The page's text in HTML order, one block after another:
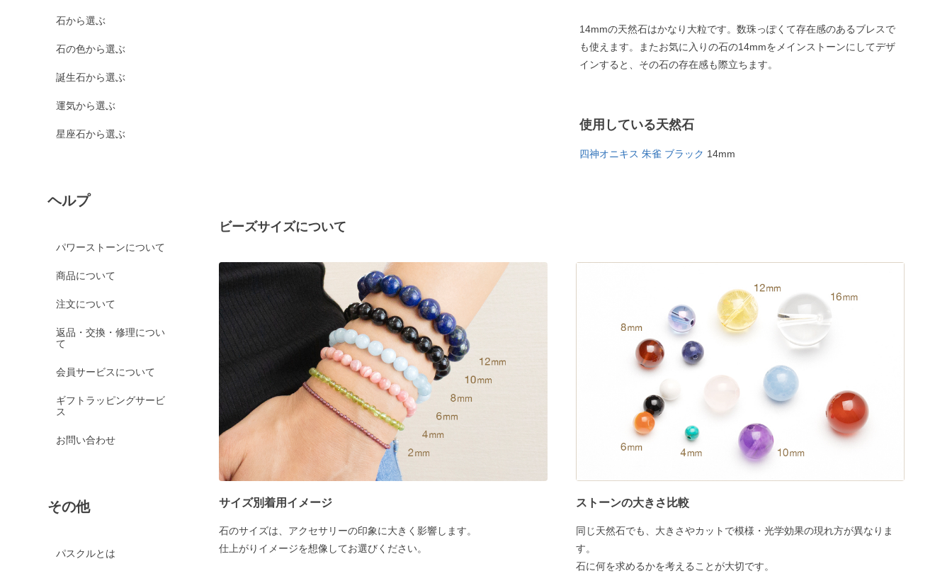
石から選ぶ
石の色から選ぶ
誕生石から選ぶ
運気から選ぶ
星座石から選ぶ
ヘルプ
パワーストーンについて
商品について
注文について
返品・交換・修理につい
て
会員サービスについて
ギフトラッピングサービ
ス
お問い合わせ
その他
パスクルとは
14mmの天然石はかなり大粒です。数珠っぽくて存在感のあるブレスで
も使えます。またお気に入りの石の14mmをメインストーンにしてデザ
インすると、その石の存在感も際立ちます。
使用している天然石
四神オニキス 朱雀 ブラック 14mm
ビーズサイズについて
サイズ別着用イメージ
石のサイズは、アクセサリーの印象に大きく影響します。
仕上がりイメージを想像してお選びください。
ストーンの大きさ比較
同じ天然石でも、大きさやカットで模様・光学効果の現れ方が異なりま
す。
石に何を求めるかを考えることが大切です。